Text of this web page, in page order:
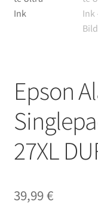
Epson
27XL
39,99€